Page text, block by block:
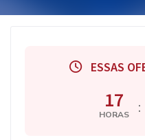
ESSAS
17
HORAS :